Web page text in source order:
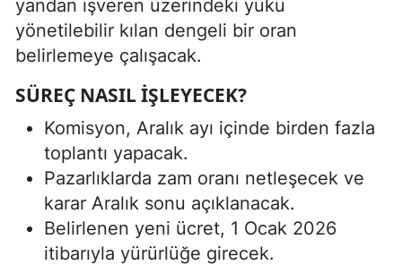
yandan işveren üzerindeki yükü
yönetilebilir kılan dengeli bir oran
belirlemeye çalışacak.
SÜREÇ NASIL İŞLEYECEK?
Komisyon, Aralık ayı içinde birden fazla
toplantı yapacak.
Pazarlıklarda zam oranı netleşecek ve
karar Aralık sonu açıklanacak.
Belirlenen yeni ücret, 1 Ocak 2026
itibarıyla yürürlüğe girecek.